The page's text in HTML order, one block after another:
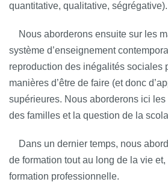
quantitative, qualitative, ségrégative).
Nous aborderons ensuite sur les
système d’enseignement
reproduction des inégalités sociales
manières d’être de faire (et donc
supérieures. Nous aborderons ici
des familles et la question de la
Dans un dernier temps, nous
de formation tout au long de la vie
formation professionnelle.